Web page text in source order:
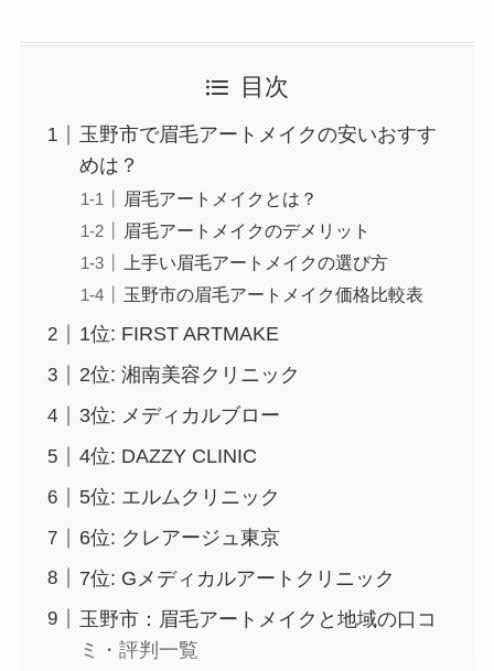
目次
玉野市で眉毛アートメイクの安いおすす
めは？
眉毛アートメイクとは？
眉毛アートメイクのデメリット
上手い眉毛アートメイクの選び方
玉野市の眉毛アートメイク価格比較表
1位: FIRST ARTMAKE
2位: 湘南美容クリニック
3位: メディカルブロー
4位: DAZZY CLINIC
5位: エルムクリニック
6位: クレアージュ東京
7位: Gメディカルアートクリニック
玉野市：眉毛アートメイクと地域の口コ
ミ・評判一覧